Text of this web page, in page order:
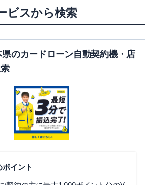
ビスから検索
のカードローン自動契約機・店
ポイント